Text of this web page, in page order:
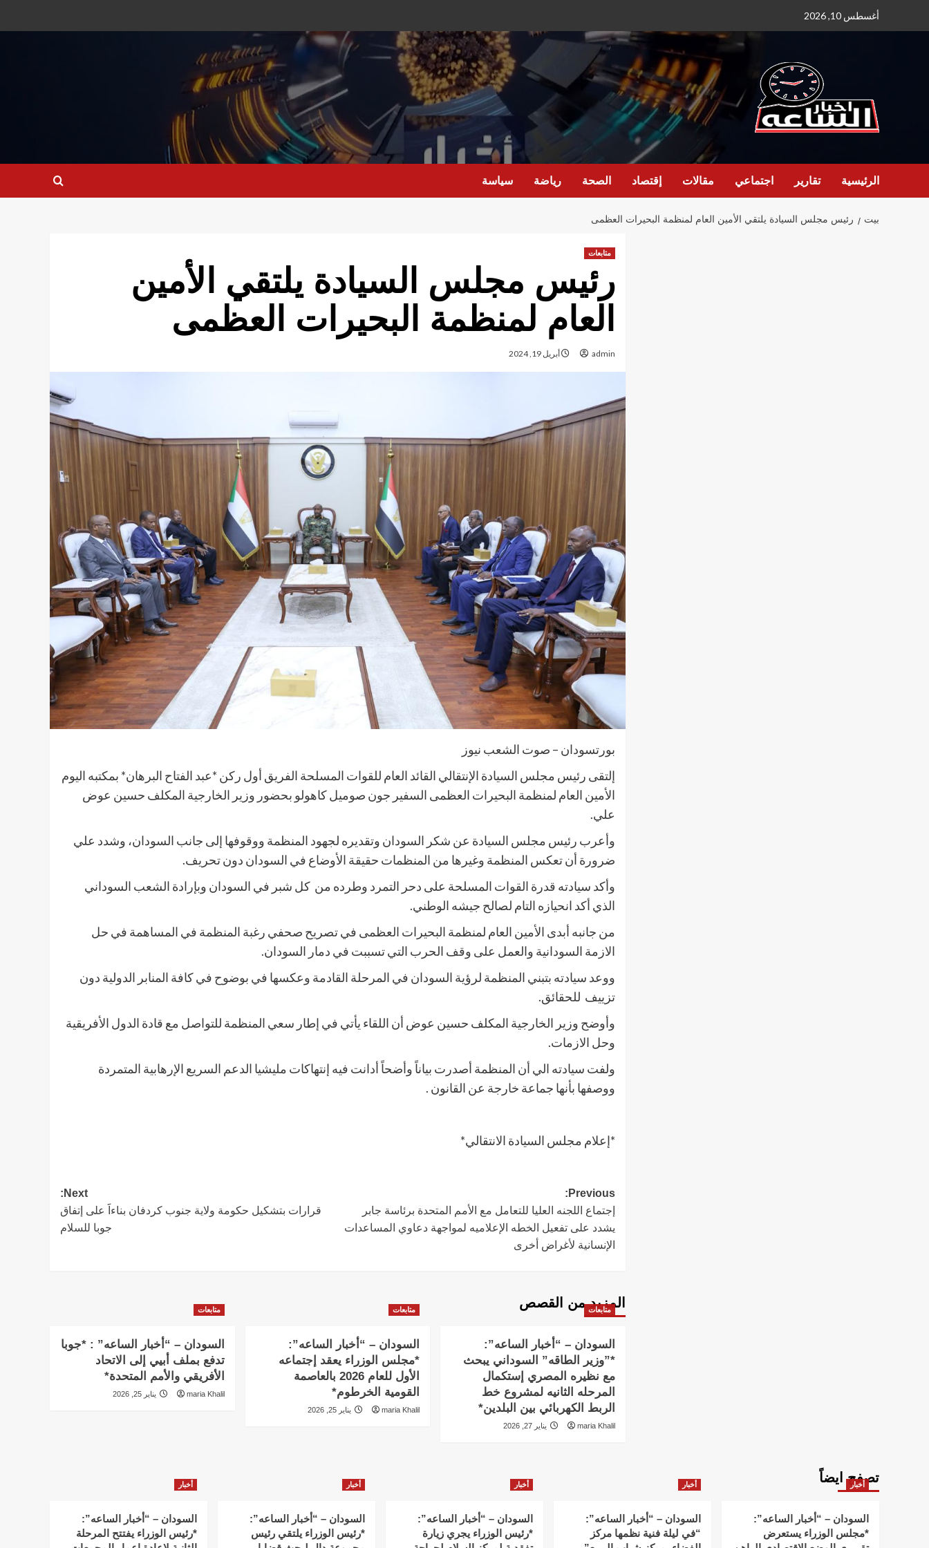
أغسطس 10, 2026
الرئيسية تقارير اجتماعي مقالات إقتصاد الصحة رياضة سياسة
بيت رئيس مجلس السيادة يلتقي الأمين العام لمنظمة البحيرات العظمى
متابعات
رئيس مجلس السيادة يلتقي الأمين
العام لمنظمة البحيرات العظمى
admin أبريل 19, 2024
بورتسودان – صوت الشعب نيوز
إلتقى رئيس مجلس السيادة الإنتقالي القائد العام للقوات المسلحة الفريق أول ركن *عبد الفتاح البرهان* بمكتبه اليوم
الأمين العام لمنظمة البحيرات العظمى السفير جون صوميل كاهولو بحضور وزير الخارجية المكلف حسين عوض
علي.
وأعرب رئيس مجلس السيادة عن شكر السودان وتقديره لجهود المنظمة ووقوفها إلى جانب السودان، وشدد علي
ضرورة أن تعكس المنظمة وغيرها من المنظمات حقيقة الأوضاع في السودان دون تحريف.
وأكد سيادته قدرة القوات المسلحة على دحر التمرد وطرده من كل شبر في السودان وبإرادة الشعب السوداني
الذي أكد انحيازه التام لصالح جيشه الوطني.
من جانبه أبدى الأمين العام لمنظمة البحيرات العظمى في تصريح صحفي رغبة المنظمة في المساهمة في حل
الازمة السودانية والعمل على وقف الحرب التي تسببت في دمار السودان.
ووعد سيادته بتبني المنظمة لرؤية السودان في المرحلة القادمة وعكسها في بوضوح في كافة المنابر الدولية دون
تزييف للحقائق.
وأوضح وزير الخارجية المكلف حسين عوض أن اللقاء يأتي في إطار سعي المنظمة للتواصل مع قادة الدول الأفريقية
وحل الازمات.
ولفت سيادته الي أن المنظمة أصدرت بياناً وأضحاً أدانت فيه إنتهاكات مليشيا الدعم السريع الإرهابية المتمردة
ووصفها بأنها جماعة خارجة عن القانون .
*إعلام مجلس السيادة الانتقالي*
Post
navigation
Previous:
إجتماع اللجنه العليا للتعامل مع الأمم المتحدة برئاسة جابر
يشدد على تفعيل الخطه الإعلاميه لمواجهة دعاوي المساعدات
الإنسانية لأغراض أخرى
Next:
قرارات بتشكيل حكومة ولاية جنوب كردفان بناءاََ على إتفاق
جوبا للسلام
المزيد من القصص
متابعات
السودان – “أخبار الساعه”:
*”وزير الطاقه” السوداني يبحث
مع نظيره المصري إستكمال
المرحله الثانيه لمشروع خط
الربط الكهربائي بين البلدين*
maria Khalil يناير 27, 2026
متابعات
السودان – “أخبار الساعه”:
*مجلس الوزراء يعقد إجتماعه
الأول للعام 2026 بالعاصمة
القومية الخرطوم*
maria Khalil يناير 25, 2026
متابعات
السودان – “أخبار الساعه” : *جوبا
تدفع بملف أبيي إلى الاتحاد
الأفريقي والأمم المتحدة*
maria Khalil يناير 25, 2026
تصفح ايضاً
أخبار
السودان – “أخبار الساعه”:
*مجلس الوزراء يستعرض
أخبار
السودان – “أخبار الساعه”:
“في ليلة فنية نظمها مركز
أخبار
السودان – “أخبار الساعه”:
*رئيس الوزراء يجري زيارة
أخبار
السودان – “أخبار الساعه”:
*رئيس الوزراء يلتقي رئيس
أخبار
السودان – “أخبار الساعه”:
*رئيس الوزراء يفتتح المرحلة